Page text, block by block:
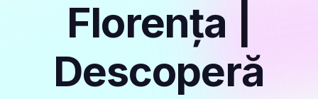
Florența |
Descoperă